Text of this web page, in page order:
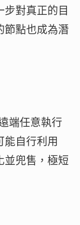
對真正的目
節點也成為潛
端任意執行
自行利用
並兜售，極短